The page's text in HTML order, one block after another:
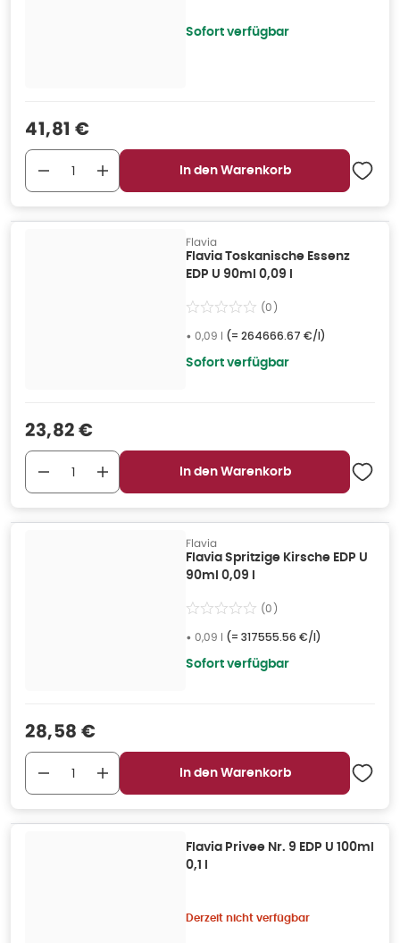
Sofort verfügbar
Verkaufspreis
41,81 €
In den Warenkorb
Flavia
Flavia Toskanische Essenz
EDP U 90ml 0,09 l
(0)
• 0,09 l (= 264666.67 €/l)
Sofort verfügbar
Verkaufspreis
23,82 €
In den Warenkorb
Flavia
Flavia Spritzige Kirsche EDP U
90ml 0,09 l
(0)
• 0,09 l (= 317555.56 €/l)
Sofort verfügbar
Verkaufspreis
28,58 €
In den Warenkorb
Flavia Privee Nr. 9 EDP U 100ml
0,1 l
Derzeit nicht verfügbar